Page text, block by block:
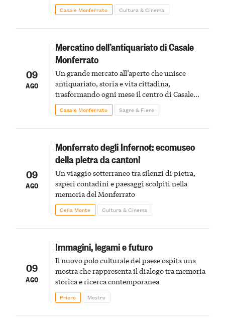
Casale Monferrato Cultura & Cinema
09
AGO
Mercatino dell’antiquariato di Casale
Monferrato
Un grande mercato all’aperto che unisce
antiquariato, storia e vita cittadina,
trasformando ogni mese il centro di Casale
Monferrato in un luogo di scoperta e racconto
Casale Monferrato Sagre & Fiere
09
AGO
Monferrato degli Infernot: ecomuseo
della pietra da cantoni
Un viaggio sotterraneo tra silenzi di pietra,
saperi contadini e paesaggi scolpiti nella
memoria del Monferrato
Cella Monte Cultura & Cinema
09
AGO
Immagini, legami e futuro
Il nuovo polo culturale del paese ospita una
mostra che rappresenta il dialogo tra memoria
storica e ricerca contemporanea
Priero Mostre